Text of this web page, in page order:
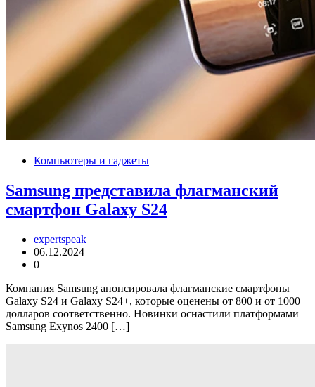
Компьютеры и гаджеты
Samsung представила флагманский
смартфон Galaxy S24
expertspeak
06.12.2024
0
Компания Samsung анонсировала флагманские смартфоны
Galaxy S24 и Galaxy S24+, которые оценены от 800 и от 1000
долларов соответственно. Новинки оснастили платформами
Samsung Exynos 2400 […]